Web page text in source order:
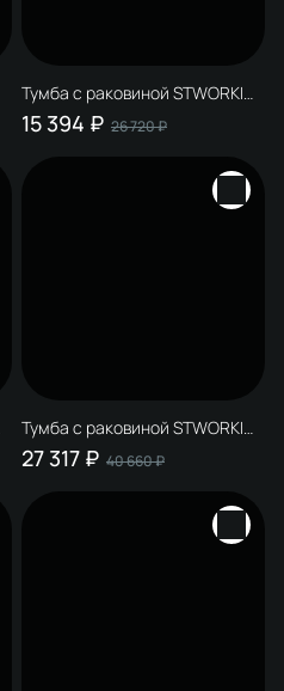
Тумба с раковиной STWORKI
Мурманск 60 (FR1) напольная,
антрацит
15 394 ₽ 26 720 ₽
Тумба с раковиной STWORKI
Авила 120 R с раковиной Авила
27 317 ₽ 40 660 ₽